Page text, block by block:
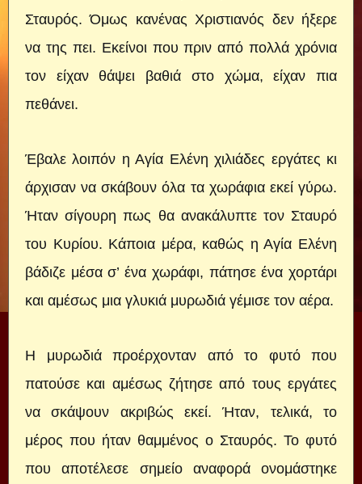
Σταυρός. Όμως κανένας Χριστιανός δεν ήξερε
να της πει. Εκείνοι που πριν από πολλά χρόνια
τον είχαν θάψει βαθιά στο χώμα, είχαν πια
πεθάνει.
Έβαλε λοιπόν η Αγία Ελένη χιλιάδες εργάτες κι
άρχισαν να σκάβουν όλα τα χωράφια εκεί γύρω.
Ήταν σίγουρη πως θα ανακάλυπτε τον Σταυρό
του Κυρίου. Κάποια μέρα, καθώς η Αγία Ελένη
βάδιζε μέσα σ’ ένα χωράφι, πάτησε ένα χορτάρι
και αμέσως μια γλυκιά μυρωδιά γέμισε τον αέρα.
Η μυρωδιά προέρχονταν από το φυτό που
πατούσε και αμέσως ζήτησε από τους εργάτες
να σκάψουν ακριβώς εκεί. Ήταν, τελικά, το
μέρος που ήταν θαμμένος ο Σταυρός. Το φυτό
που αποτέλεσε σημείο αναφορά ονομάστηκε